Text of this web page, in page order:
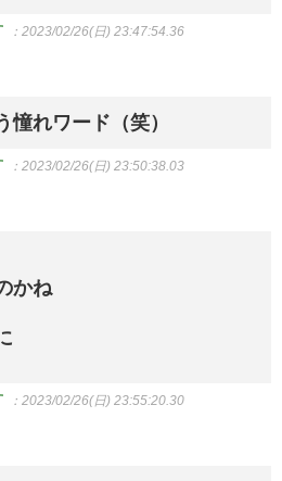
：2023/02/26(日) 23:47:54.36
憧れワード（笑）
：2023/02/26(日) 23:50:38.03
かね
：2023/02/26(日) 23:55:20.30